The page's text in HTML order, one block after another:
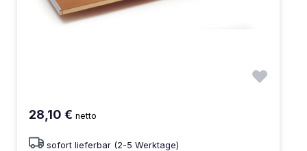
28,10 € netto
sofort lieferbar (2-5 Werktage)